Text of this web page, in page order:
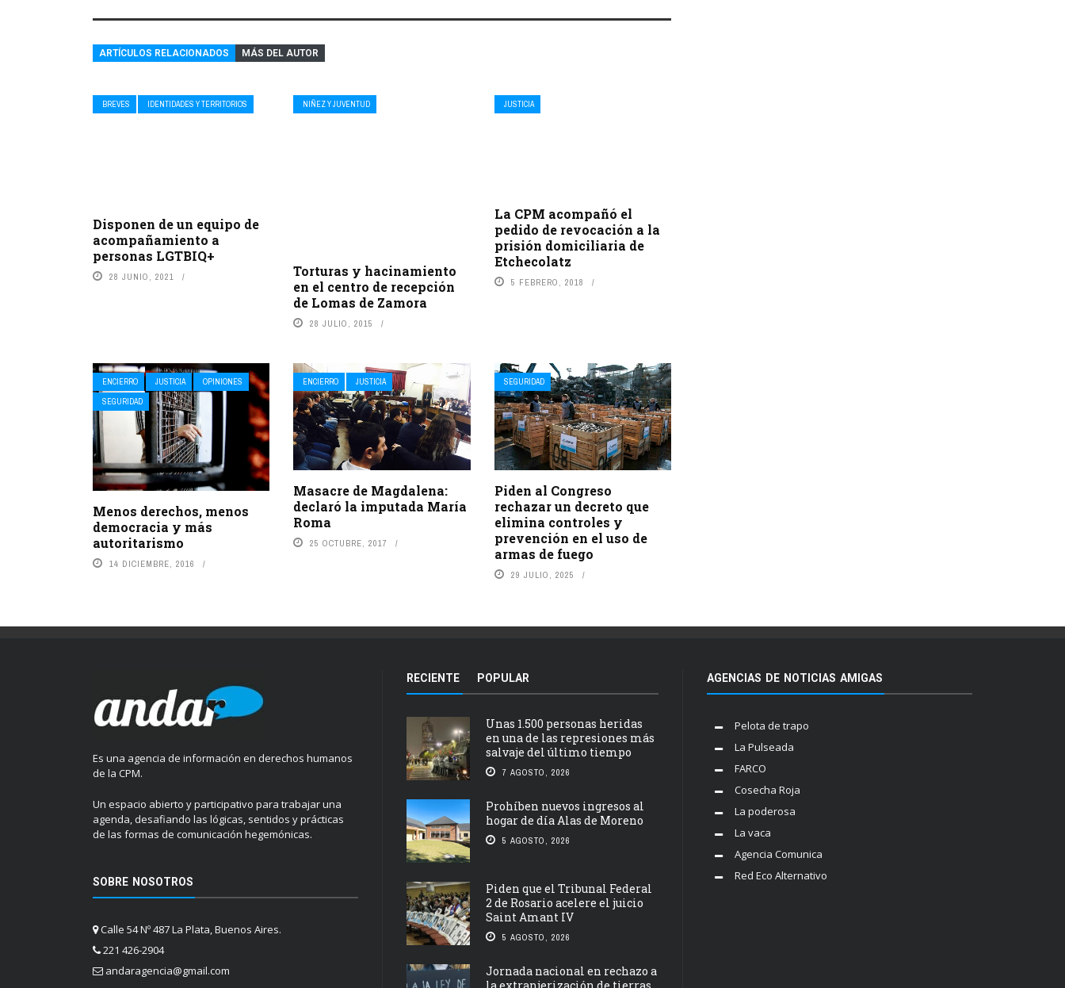
ARTÍCULOS RELACIONADOS MÁS DEL AUTOR
BREVES IDENTIDADES Y TERRITORIOS
Disponen de un equipo de
acompañamiento a
personas LGTBIQ+
28 JUNIO, 2021
NIÑEZ Y JUVENTUD
Torturas y hacinamiento
en el centro de recepción
de Lomas de Zamora
28 JULIO, 2015
JUSTICIA
La CPM acompañó el
pedido de revocación a la
prisión domiciliaria de
Etchecolatz
5 FEBRERO, 2018
ENCIERRO JUSTICIA
OPINIONES
SEGURIDAD
Menos derechos, menos
democracia y más
autoritarismo
14 DICIEMBRE, 2016
ENCIERRO JUSTICIA
Masacre de Magdalena:
declaró la imputada María
Roma
25 OCTUBRE, 2017
SEGURIDAD
Piden al Congreso
rechazar un decreto que
elimina controles y
prevención en el uso de
armas de fuego
29 JULIO, 2025
Es una agencia de información en derechos humanos
de la CPM.
Un espacio abierto y participativo para trabajar una
agenda, desafiando las lógicas, sentidos y prácticas
de las formas de comunicación hegemónicas.
SOBRE NOSOTROS
Calle 54 Nº 487 La Plata, Buenos Aires.
221 426-2904
andaragencia@gmail.com
RECIENTE POPULAR
Unas 1.500 personas heridas
en una de las represiones más
salvaje del último tiempo
7 AGOSTO, 2026
Prohíben nuevos ingresos al
hogar de día Alas de Moreno
5 AGOSTO, 2026
Piden que el Tribunal Federal
2 de Rosario acelere el juicio
Saint Amant IV
5 AGOSTO, 2026
Jornada nacional en rechazo a
AGENCIAS DE NOTICIAS AMIGAS
Pelota de trapo
La Pulseada
FARCO
Cosecha Roja
La poderosa
La vaca
Agencia Comunica
Red Eco Alternativo